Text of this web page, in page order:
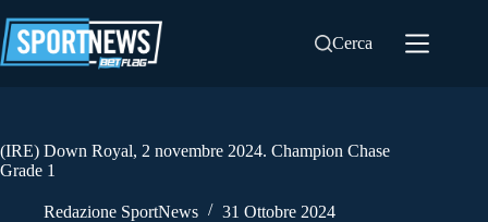
al
contenuto
Cerca
(IRE) Down Royal, 2 novembre 2024. Champion Chase
Grade 1
Redazione SportNews 31 Ottobre 2024